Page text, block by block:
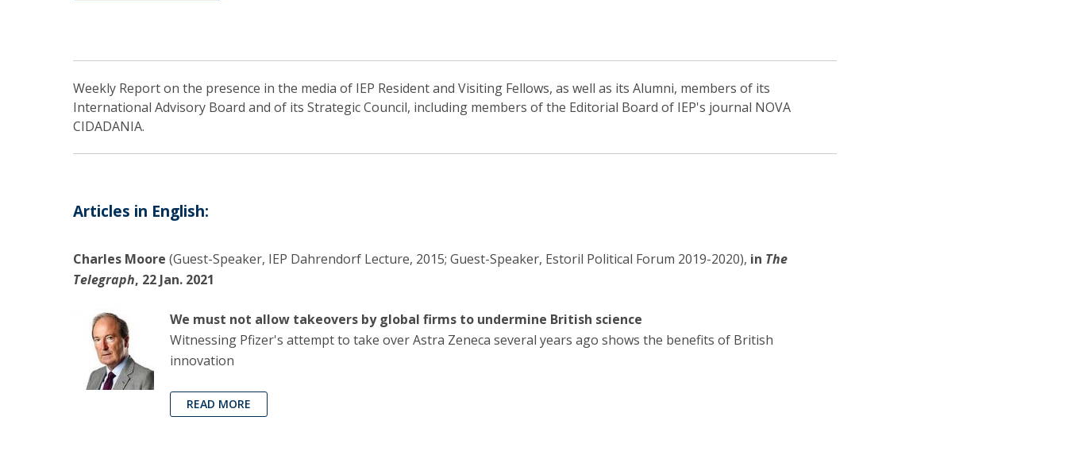
Weekly Report on the presence in the media of IEP Resident and Visiting Fellows, as well as its Alumni, members of its
International Advisory Board and of its Strategic Council, including members of the Editorial Board of IEP's journal NOVA
CIDADANIA.
Articles in English:
Charles Moore (Guest-Speaker, IEP Dahrendorf Lecture, 2015; Guest-Speaker, Estoril Political Forum 2019-2020), in The
Telegraph, 22 Jan. 2021
We must not allow takeovers by global firms to undermine British science
Witnessing Pfizer's attempt to take over Astra Zeneca several years ago shows the benefits of British
innovation
READ MORE